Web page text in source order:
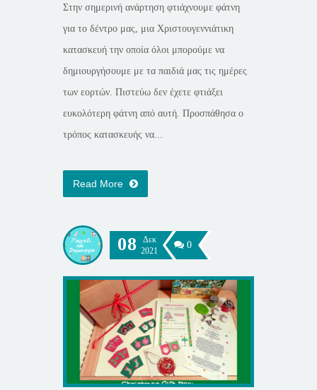
Στην σημερινή ανάρτηση φτιάχνουμε φάτνη
για το δέντρο μας, μια Χριστουγεννιάτικη
κατασκευή την οποία όλοι μπορούμε να
δημιουργήσουμε με τα παιδιά μας τις ημέρες
των εορτών. Πιστεύω δεν έχετε φτιάξει
ευκολότερη φάτνη από αυτή. Προσπάθησα ο
τρόπος κατασκευής να...
Read More
08
Δεκ
2021
0